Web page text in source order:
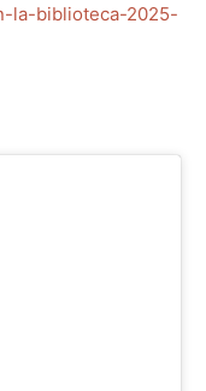
la-biblioteca-2025-